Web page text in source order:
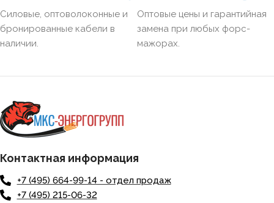
Силовые, оптоволоконные и
бронированные кабели в
наличии.
Оптовые цены и гарантийная
замена при любых форс-
мажорах.
Контактная информация
+7 (495) 664-99-14 - отдел продаж
+7 (495) 215-06-32